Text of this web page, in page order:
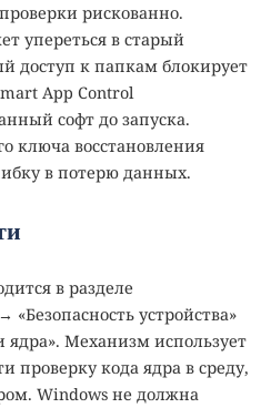
рискованно.
упереться в старый
доступ к папкам блокирует
App Control
софт до запуска.
ключа восстановления
в потерю данных.
в разделе
«Безопасность устройства»
ядра». Механизм использует
проверку кода ядра в среду,
Windows не должна